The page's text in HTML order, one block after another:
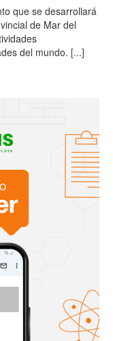
que se desarrollará
de Mar del
del mundo. [...]